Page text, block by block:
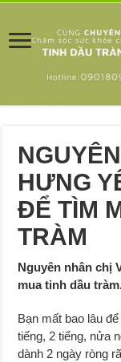
HƯNG
ĐỂ TÌM
TRÀM
Nguyên nhân chị
mua tinh dầu
Bạn mất bao lâu
tiếng, 2 tiếng, nửa
dành 2 ngày ròng